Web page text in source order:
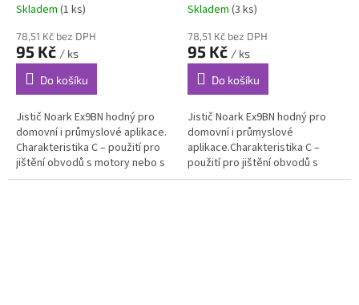
Skladem (1 ks)
78,51 Kč bez DPH
95 Kč / ks
Do košíku
Jistič Noark Ex9BN hodný pro
domovní i průmyslové aplikace.
Charakteristika C – použití pro
jištění obvodů s motory nebo s
vyššími proudovými rázy
Skladem (3 ks)
78,51 Kč bez DPH
95 Kč / ks
Do košíku
Jistič Noark Ex9BN hodný pro
domovní i průmyslové
aplikace.Charakteristika C –
použití pro jištění obvodů s
motory nebo s vyššími